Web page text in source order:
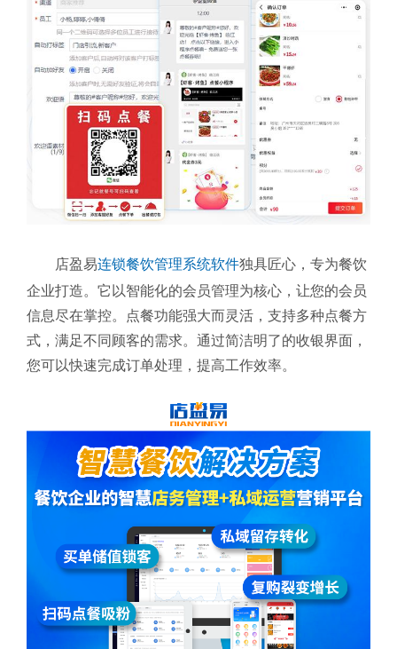
店盈易连锁餐饮管理系统软件独具匠心，专为餐饮
企业打造。它以智能化的会员管理为核心，让您的会员
信息尽在掌控。点餐功能强大而灵活，支持多种点餐方
式，满足不同顾客的需求。通过简洁明了的收银界面，
您可以快速完成订单处理，提高工作效率。